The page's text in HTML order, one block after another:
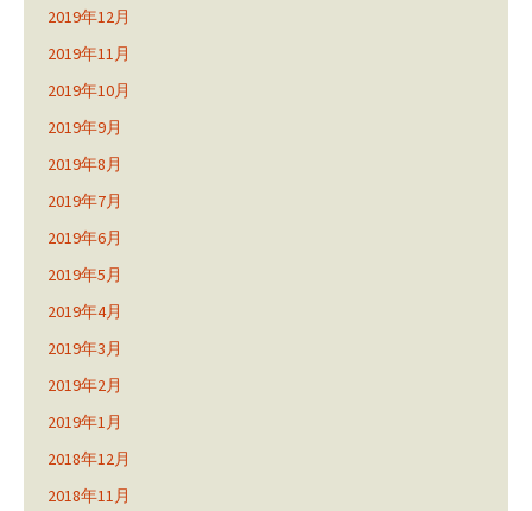
2019年12月
2019年11月
2019年10月
2019年9月
2019年8月
2019年7月
2019年6月
2019年5月
2019年4月
2019年3月
2019年2月
2019年1月
2018年12月
2018年11月